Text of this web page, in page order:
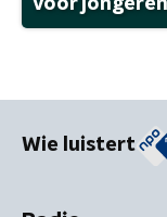
voor jongeren
Wie luistert